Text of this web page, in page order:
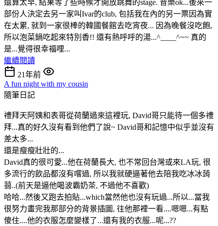
還算太早, 結果等了些時候才開放跳舞的stage. 音樂ok...後來一
部份人決定去另一家叫Ivar的club, 包括我在內的另一票因為實
在太累, 就到一家很棒的韓國餐館去吃宵夜... 因為晚餐沒吃飽,
所以泡菜鍋吃起來特別香!! 還有熱呼呼的湯...^____^~~ 真的
是...覺得很幸福哩...
繼續閱讀
21年前
A fun night with my cousin
隨筆日記
禮拜天阿姨和表哥從荷蘭過來這裡玩, David哥只能待一個多禮
拜...真的好久沒有看到他們了說~ David哥和記憶中似乎並沒有
差太多...
還是瘦瘦壯壯的...
David真的很可愛...他在荷蘭長大, 也不常回台灣或來LA玩, 很
多流行的飲品都沒有嚐過, 所以我就硬逼著他去陪我吃冰冰蒟
蒻..(前天是逼他喝波霸奶茶, 不過他不喜歡)
哈哈...然後又跑去拍貼...which當然他也沒有玩過...所以...當我
很努力畫完我那部分的背景插圖, 往他那裡一看....嗯嗯...有點
傻住....他的衣服怎麼變樣了...還有我的衣服...呢...??